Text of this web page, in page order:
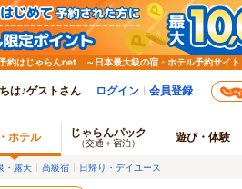
約はじゃらんnet ～日本最大級の宿・ホテル予約サイト
は♪ゲストさん ログイン 会員登録
ホテル じゃらんパック
（交通＋宿泊） 遊び・体験
・露天 高級宿 日帰り・デイユース